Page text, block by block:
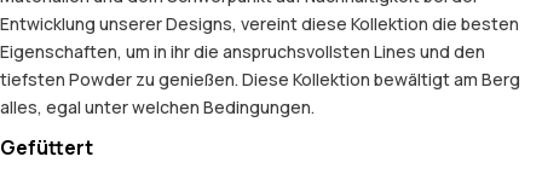
Entwicklung unserer Designs, vereint diese Kollektion die besten
Eigenschaften, um in ihr die anspruchsvollsten Lines und den
tiefsten Powder zu genießen. Diese Kollektion bewältigt am Berg
alles, egal unter welchen Bedingungen.
Gefüttert